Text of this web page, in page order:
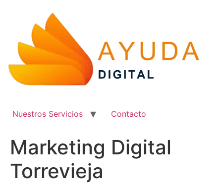
contenido
Nuestros Servicios Contacto
Marketing Digital
Torrevieja